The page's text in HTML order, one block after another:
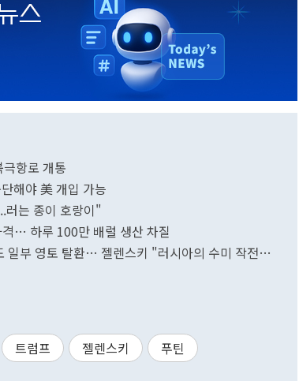
항로 개통
해야 美 개입 가능
러는 종이 호랑이"
… 하루 100만 배럴 생산 차질
일부 영토 탈환… 젤렌스키 "러시아의 수미 작전 실
트럼프 젤렌스키 푸틴